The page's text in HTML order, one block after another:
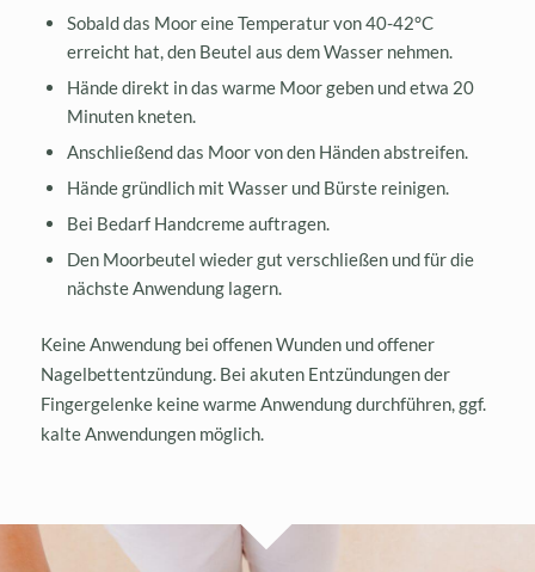
Sobald das Moor eine Temperatur von 40-42°C
erreicht hat, den Beutel aus dem Wasser nehmen.
Hände direkt in das warme Moor geben und etwa 20
Minuten kneten.
Anschließend das Moor von den Händen abstreifen.
Hände gründlich mit Wasser und Bürste reinigen.
Bei Bedarf Handcreme auftragen.
Den Moorbeutel wieder gut verschließen und für die
nächste Anwendung lagern.
Keine Anwendung bei offenen Wunden und offener
Nagelbettentzündung. Bei akuten Entzündungen der
Fingergelenke keine warme Anwendung durchführen, ggf.
kalte Anwendungen möglich.